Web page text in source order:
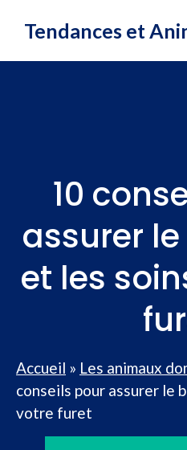
Tendances et
10
assurer
et les
Accueil » Les animaux
conseils pour assurer le
votre furet